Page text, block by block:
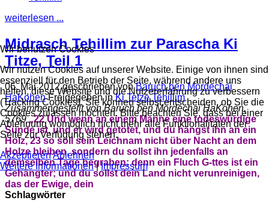
weiterlesen ...
Midrasch Tehillim zur Parascha Ki
Titze, Teil 1
06. Mai 2012geschrieben von Baruch ben Mordechai
HaKohen Freigegeben in Ki Tetze Tehillim
Zusammengestellt von Baruch ben Mordechai HaKohen,
5769 „22 Und wenn an einem Manne eine todeswürdige
Sünde ist, und er wird getötet, und du hängst ihn an ein
Holz, 23 so soll sein Leichnam nicht über Nacht an dem
Holze bleiben, sondern du sollst ihn jedenfalls an
demselben Tage begraben; denn ein Fluch G-ttes ist ein
Gehängter; und du sollst dein Land nicht verunreinigen,
das der Ewige, dein
Schlagwörter
Wir benutzen Cookies
Wir nutzen Cookies auf unserer Website. Einige von ihnen sind
essenziell für den Betrieb der Seite, während andere uns
helfen, diese Website und die Nutzererfahrung zu verbessern
(Tracking Cookies). Sie können selbst entscheiden, ob Sie die
Cookies zulassen möchten. Bitte beachten Sie, dass bei einer
Ablehnung womöglich nicht mehr alle Funktionalitäten der
Seite zur Verfügung stehen.
AkzeptierenAblehnen
Weitere Informationen|Impressum